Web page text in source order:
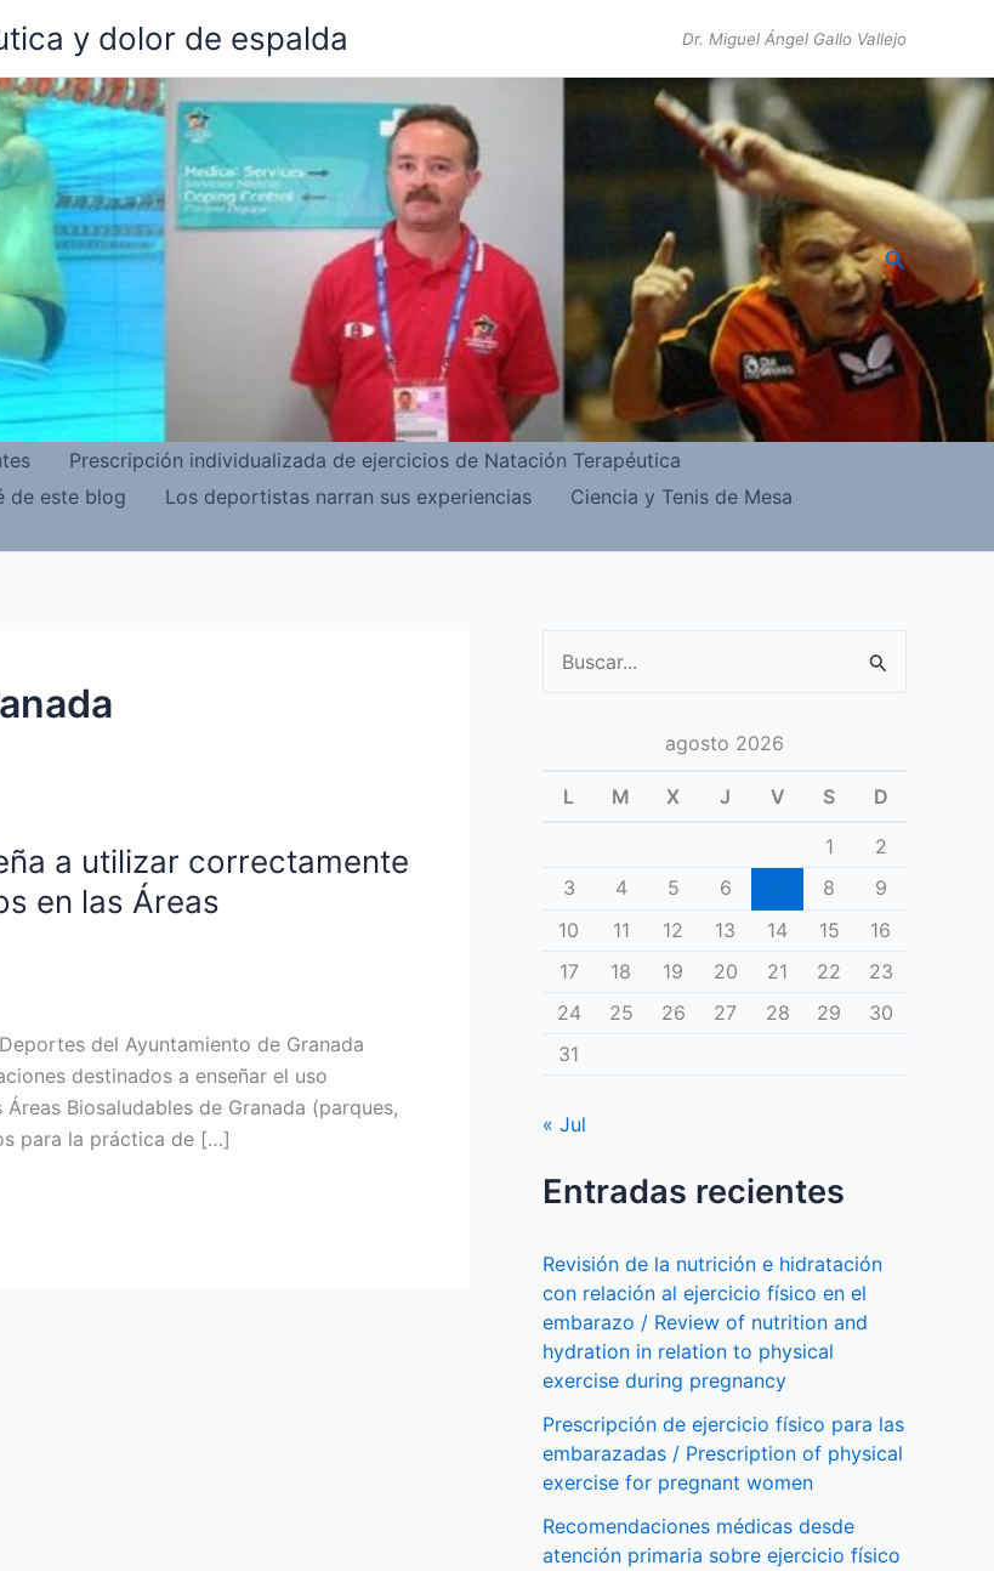
y dolor de espalda Dr. Miguel Ángel Gallo Vallejo
Buscar
Prescripción individualizada de ejercicios de Natación Terapéutica
de este blog Los deportistas narran sus experiencias
Ciencia y Tenis de Mesa
a utilizar correctamente
en las Áreas
del Ayuntamiento de Granada
destinados a enseñar el uso
Biosaludables de Granada (parques,
para la práctica de […]
Buscar
por:
agosto 2026
L M X J V S D
1
2
3
4 5 6 8
9
10
11 12 13 14 15
16
17
18 19 20 21 22
23
24
25 26 27 28 29
30
31
« Jul
Entradas recientes
Revisión de la nutrición e hidratación
con relación al ejercicio físico en el
embarazo / Review of nutrition and
hydration in relation to physical
exercise during pregnancy
Prescripción de ejercicio físico para las
embarazadas / Prescription of physical
exercise for pregnant women
Recomendaciones médicas desde
atención primaria sobre ejercicio físico